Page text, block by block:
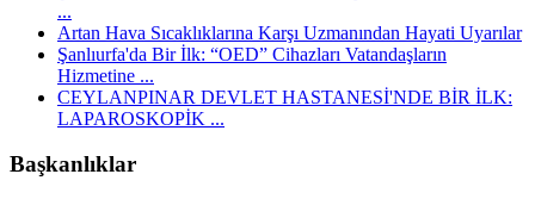
...
Artan Hava Sıcaklıklarına Karşı Uzmanından Hayati Uyarılar
Şanlıurfa'da Bir İlk: “OED” Cihazları Vatandaşların
Hizmetine ...
CEYLANPINAR DEVLET HASTANESİ'NDE BİR İLK:
LAPAROSKOPİK ...
Başkanlıklar